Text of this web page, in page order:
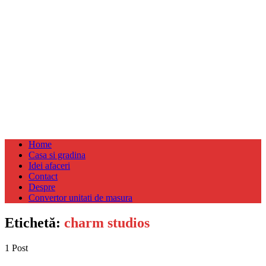
Home
Casa si gradina
Idei afaceri
Contact
Despre
Convertor unitati de masura
Etichetă: charm studios
1 Post